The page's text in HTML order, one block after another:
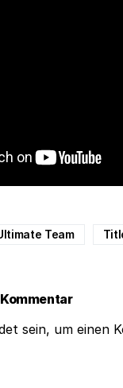
Team
sein, um einen